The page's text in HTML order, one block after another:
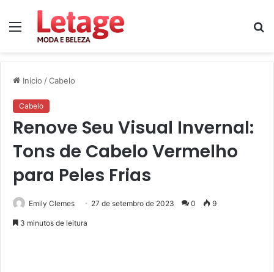
Menu
Início /Cabelo
Cabelo
Renove Seu Visual Invernal:
Tons de Cabelo Vermelho
para Peles Frias
Emily Clemes 27 de setembro de 2023 0 9
3 minutos de leitura